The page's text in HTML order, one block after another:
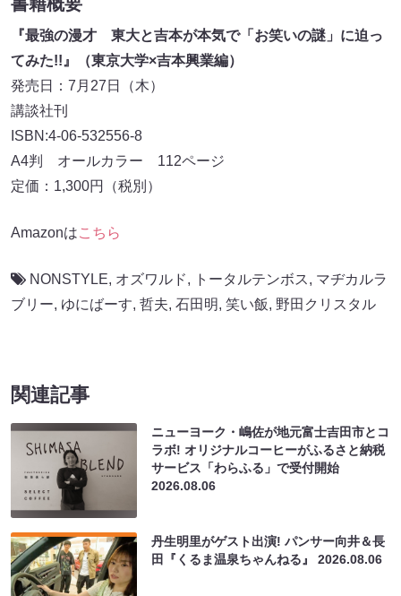
『最強の漫才 東大と吉本が本気で「お笑いの謎」に迫っ
てみた!!』（東京大学×吉本興業編）
発売日：7月27日（木）
講談社刊
ISBN:4-06-532556-8
A4判 オールカラー 112ページ
定価：1,300円（税別）
Amazonはこちら
NONSTYLE, オズワルド, トータルテンボス, マヂカルラ
ブリー, ゆにばーす, 哲夫, 石田明, 笑い飯, 野田クリスタル
関連記事
ニューヨーク・嶋佐が地元富士吉田市とコ
ラボ! オリジナルコーヒーがふるさと納税
サービス「わらふる」で受付開始
2026.08.06
丹生明里がゲスト出演! パンサー向井＆長
田『くるま温泉ちゃんねる』2026.08.06